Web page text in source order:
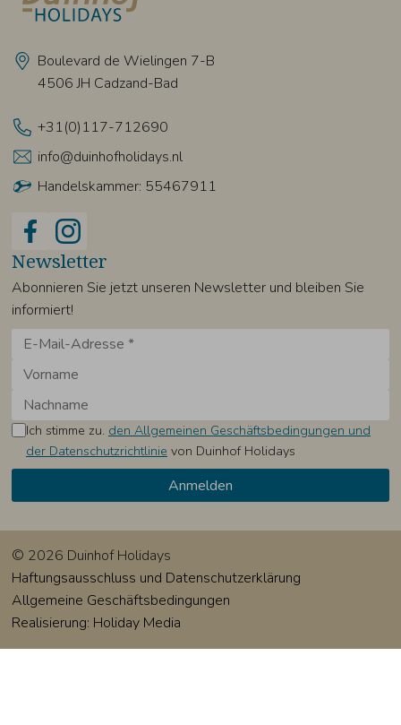
Boulevard de Wielingen 7-B
4506 JH Cadzand-Bad
+31(0)117-712690
info@duinhofholidays.nl
Handelskammer: 55467911
Newsletter
Abonnieren Sie jetzt unseren Newsletter und bleiben Sie
informiert!
Ich stimme zu. den Allgemeinen Geschäftsbedingungen und
der Datenschutzrichtlinie von Duinhof Holidays
© 2026 Duinhof Holidays
Haftungsausschluss und Datenschutzerklärung
Allgemeine Geschäftsbedingungen
Realisierung: Holiday Media